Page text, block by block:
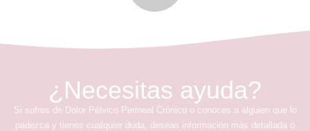
¿Necesitas ayuda?
Si sufres de Dolor Pélvico Perineal Crónico o conoces a alguien que lo
padezca y tienes cualquier duda, deseas información más detallada o